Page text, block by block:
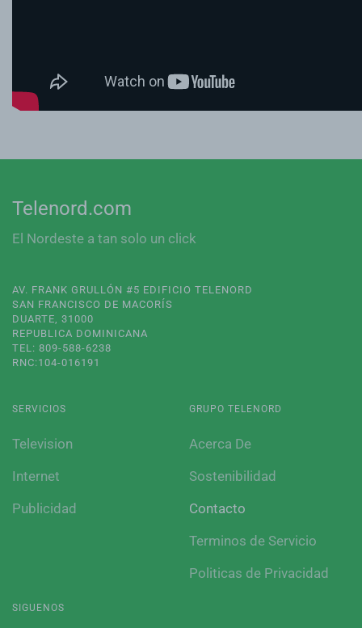
Telenord.com
El Nordeste a tan solo un click
AV. FRANK GRULLÓN #5 EDIFICIO TELENORD
SAN FRANCISCO DE MACORÍS
DUARTE, 31000
REPUBLICA DOMINICANA
TEL: 809-588-6238
RNC:104-016191
SERVICIOS
Television
Internet
Publicidad
GRUPO TELENORD
Acerca De
Sostenibilidad
Contacto
Terminos de Servicio
Politicas de Privacidad
SIGUENOS